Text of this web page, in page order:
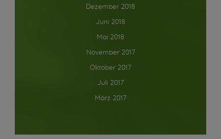
Dezember 2018
Juni 2018
Mai 2018
November 2017
Oktober 2017
Juli 2017
März 2017